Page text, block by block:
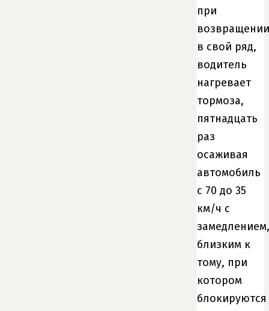
при
возвращении
в свой ряд,
водитель
нагревает
тормоза,
пятнадцать
раз
осаживая
автомобиль
с 70 до 35
км/ч с
замедлением,
близким к
тому, при
котором
блокируются